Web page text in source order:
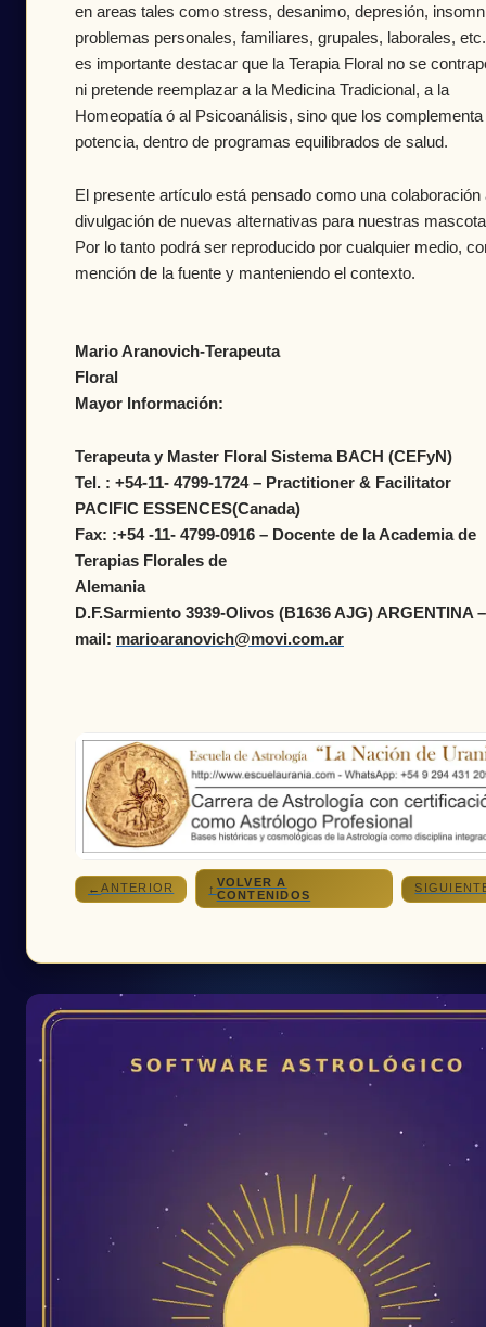
en areas tales como stress, desanimo, depresión,
problemas personales, familiares, grupales, laborales,
es importante destacar que la Terapia Floral no se
ni pretende reemplazar a la Medicina Tradicional, a la
Homeopatía ó al Psicoanálisis, sino que los
potencia, dentro de programas equilibrados de salud.
El presente artículo está pensado como una colaboración
divulgación de nuevas alternativas para nuestras
Por lo tanto podrá ser reproducido por cualquier medio,
mención de la fuente y manteniendo el contexto.
Mario Aranovich-Terapeuta
Mayor Información:
Terapeuta y Master Floral Sistema BACH
Tel. : +54-11- 4799-1724 – Practitioner & Facilitator
PACIFIC ESSENCES(Canada)
Fax: :+54 -11- 4799-0916 – Docente de la Academia de
Terapias Florales de
D.F.Sarmiento 3939-Olivos (B1636 AJG) ARGENTINA
mail: marioaranovich@movi.com.ar
←ANTERIOR ↑VOLVER A
CONTENIDOS